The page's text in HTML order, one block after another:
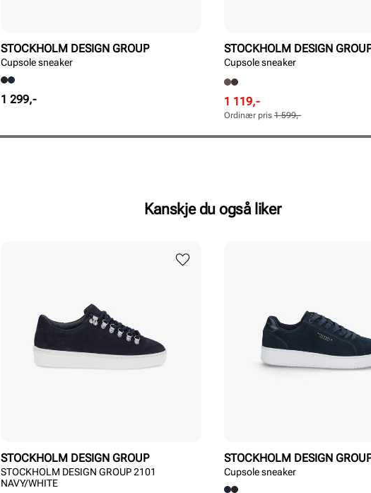
STOCKHOLM DESIGN GROUP
Cupsole sneaker
Pris
1 299,-
STOCKHOLM DESIGN
Cupsole sneaker
Rabattert
pris
Pris
1 119,-
Ordinær
pris
Pris
Ordinær pris 1 599,-
Kanskje du også liker
STOCKHOLM DESIGN GROUP
STOCKHOLM DESIGN GROUP 2101
NAVY/WHITE
STOCKHOLM DESIGN
Cupsole sneaker